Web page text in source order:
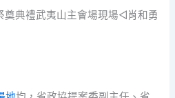
奠典禮武夷山主會場現場◁肖和勇